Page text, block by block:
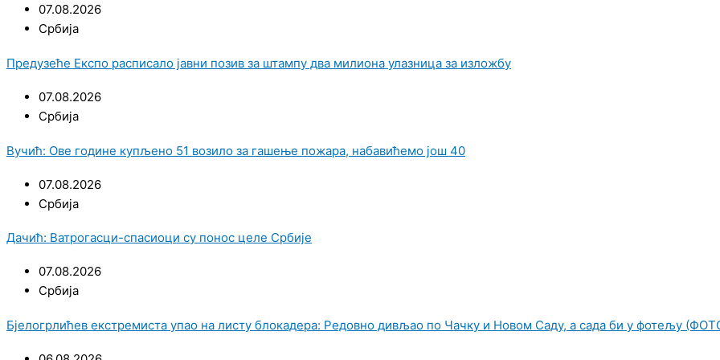
07.08.2026
Србија
Предузеће Експо расписало јавни позив за штампу два милиона улазница за изложбу
07.08.2026
Србија
Вучић: Ове године купљено 51 возило за гашење пожара, набавићемо још 40
07.08.2026
Србија
Дачић: Ватрогасци-спасиоци су понос целе Србије
07.08.2026
Србија
Бјелогрлићев екстремиста упао на листу блокадера: Редовно дивљао по Чачку и Новом Саду, а сада би у фотељу